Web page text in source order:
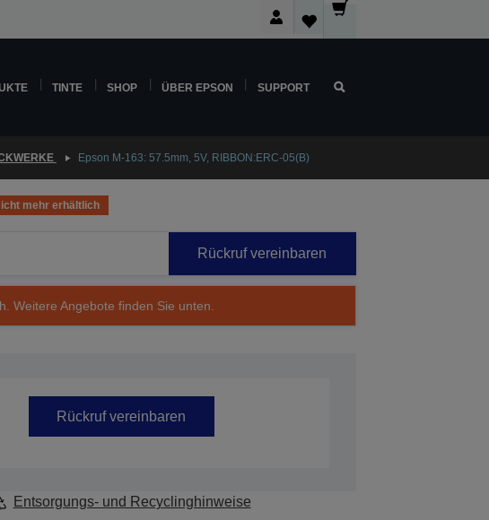
TINTE SHOP ÜBER EPSON SUPPORT
Epson M-163: 57.5mm, 5V, RIBBON:ERC-05(B)
mehr erhältlich
Rückruf vereinbaren
Weitere Angebote finden Sie unten.
Rückruf vereinbaren
Entsorgungs- und Recyclinghinweise